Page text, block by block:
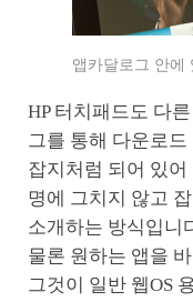
앱카달로그 안에
HP 터치패드도 다
그를 통해 다운로드
잡지처럼 되어 있
명에 그치지 않고
소개하는 방식입니
물론 원하는 앱을
그것이 일반 웹OS